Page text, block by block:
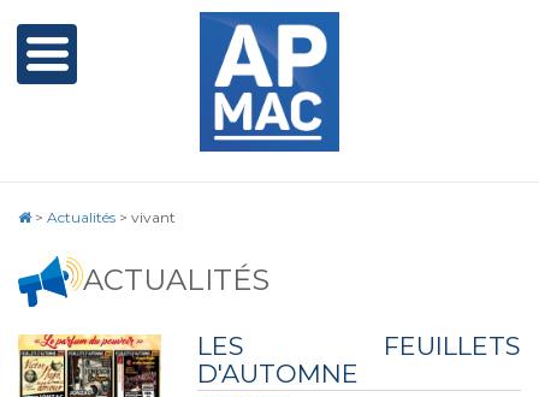
> Actualités > vivant
ACTUALITÉS
LES FEUILLETS
D'AUTOMNE